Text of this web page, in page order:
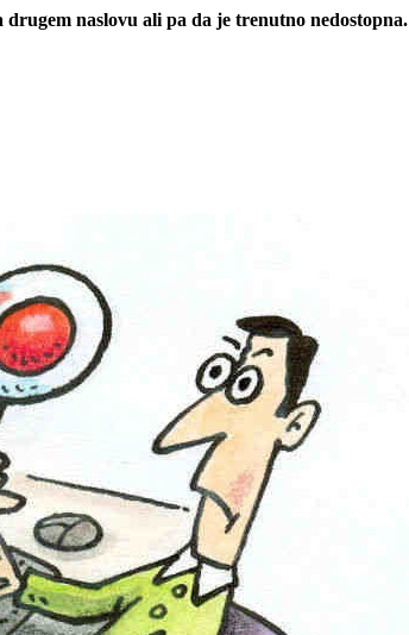
naslovu ali pa da je trenutno nedostopna.